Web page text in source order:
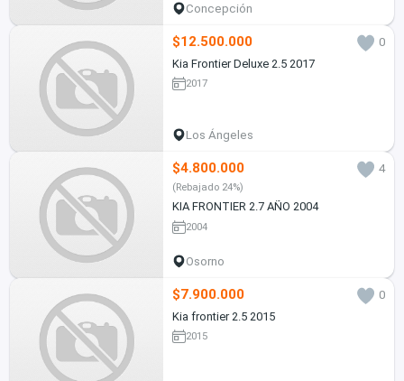
Concepción
$12.500.000
0
Kia Frontier Deluxe 2.5 2017
2017
Los Ángeles
$4.800.000 4
(Rebajado 24%)
KIA FRONTIER 2.7 AÑO 2004
2004
Osorno
$7.900.000
0
Kia frontier 2.5 2015
2015